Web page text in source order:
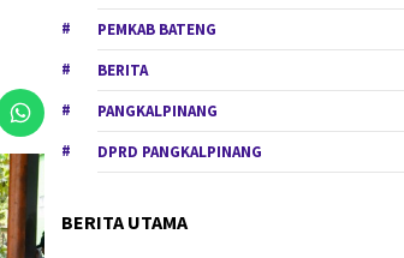
PEMKAB BATENG
BERITA
PANGKALPINANG
DPRD PANGKALPINANG
BERITA UTAMA